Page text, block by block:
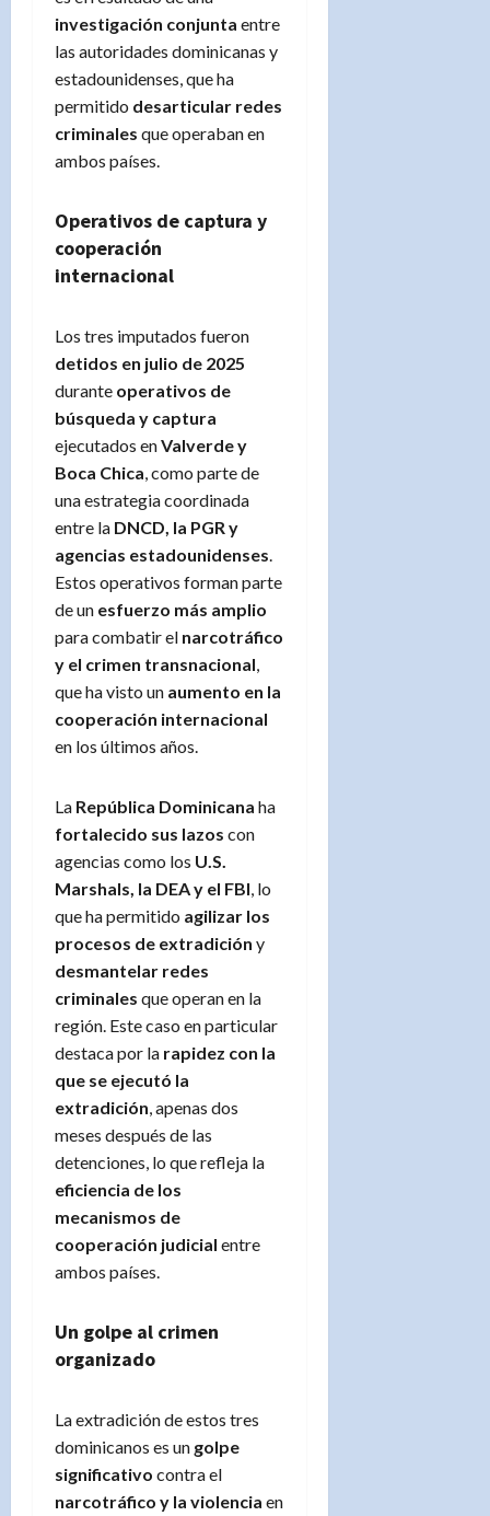
investigación conjunta entre
las autoridades dominicanas y
estadounidenses, que ha
permitido desarticular redes
criminales que operaban en
ambos países.
Operativos de captura y
cooperación
internacional
Los tres imputados fueron
detidos en julio de 2025
durante operativos de
búsqueda y captura
ejecutados enValverde y
Boca Chica , como parte de
una estrategia coordinada
entre la DNCD, la PGR y
agencias estadounidenses
Estos operativos forman parte
de un esfuerzo más amplio
para combatir el narcotráfico
y el crimen transnacional
que ha visto un aumento en la
cooperación internacional
en los últimos años.
La República Dominicana ha
fortalecido sus lazos con
agencias como los U.S.
Marshals, la DEA y el FBI , lo
que ha permitido agilizar los
procesos de extradición y
desmantelar redes
criminales que operan en la
región. Este caso en particular
destaca por la rapidez con la
que se ejecutó la
extradición , apenas dos
meses después de las
detenciones, lo que refleja la
eficiencia de los
mecanismos de
cooperación judicial entre
ambos países.
Un golpe al crimen
organizado
La extradición de estos tres
dominicanos es un golpe
significativo contra el
narcotráfico y la violencia en